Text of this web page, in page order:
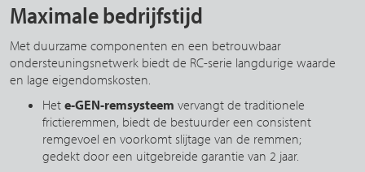
Maximale bedrijfstijd
Met duurzame componenten en een betrouwbaar
ondersteuningsnetwerk biedt de RC-serie langdurige waarde
en lage eigendomskosten.
Het e-GEN-remsysteem vervangt de traditionele
frictieremmen, biedt de bestuurder een consistent
remgevoel en voorkomt slijtage van de remmen;
gedekt door een uitgebreide garantie van 2 jaar.